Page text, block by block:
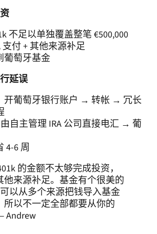
不足以单独覆盖整笔 €500,000
支付 + 其他来源补足
葡萄牙基金
延误
开葡萄牙银行账户 → 转帐 → 冗长
自主管理 IRA 公司直接电汇 → 葡
4-6 周
的金额不太够完成投资，
他来源补足。基金有个很美的
以从多个来源把钱导入基金
所以不一定全部都要从你的
Andrew